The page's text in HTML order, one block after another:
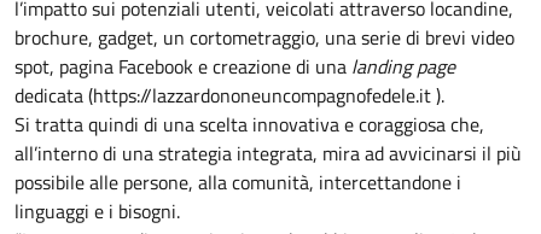
l’impatto sui potenziali utenti, veicolati attraverso locandine,
brochure, gadget, un cortometraggio, una serie di brevi video
spot, pagina Facebook e creazione di una landing page
dedicata (https://lazzardononeuncompagnofedele.it ).
Si tratta quindi di una scelta innovativa e coraggiosa che,
all’interno di una strategia integrata, mira ad avvicinarsi il più
possibile alle persone, alla comunità, intercettandone i
linguaggi e i bisogni.